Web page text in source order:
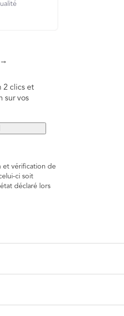
→
2 clics et
sur vos
et vérification de
ci soit
déclaré lors